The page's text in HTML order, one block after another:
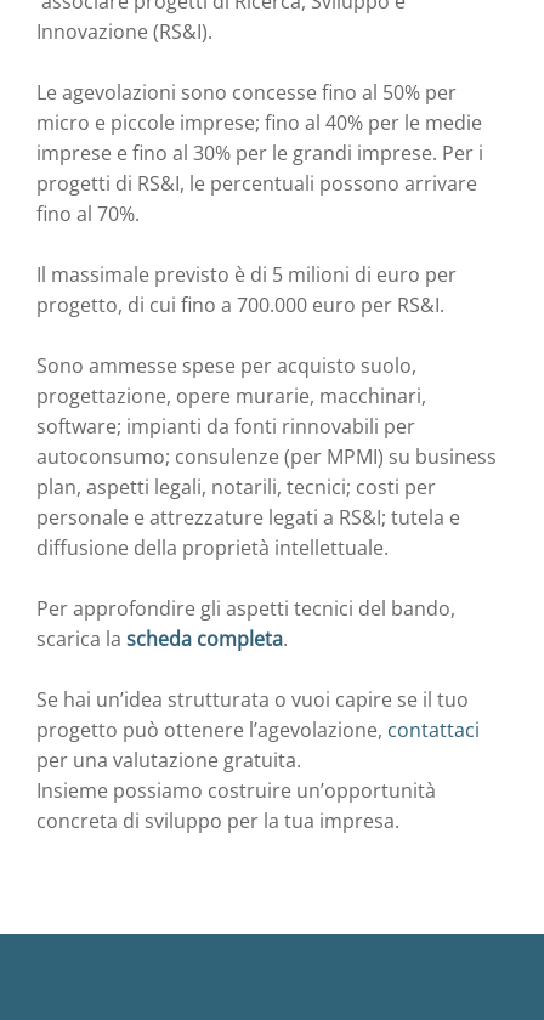
Innovazione (RS&I).
Le agevolazioni sono concesse fino al 50% per
micro e piccole imprese; fino al 40% per le medie
imprese e fino al 30% per le grandi imprese. Per i
progetti di RS&I, le percentuali possono arrivare
fino al 70%.
Il massimale previsto è di 5 milioni di euro per
progetto, di cui fino a 700.000 euro per RS&I.
Sono ammesse spese per acquisto suolo,
progettazione, opere murarie, macchinari,
software; impianti da fonti rinnovabili per
autoconsumo; consulenze (per MPMI) su business
plan, aspetti legali, notarili, tecnici; costi per
personale e attrezzature legati a RS&I; tutela e
diffusione della proprietà intellettuale.
Per approfondire gli aspetti tecnici del bando,
scarica la scheda completa.
Se hai un’idea strutturata o vuoi capire se il tuo
progetto può ottenere l’agevolazione, contattaci
per una valutazione gratuita.
Insieme possiamo costruire un’opportunità
concreta di sviluppo per la tua impresa.